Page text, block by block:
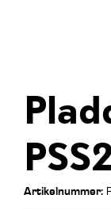
Artikelnummer: